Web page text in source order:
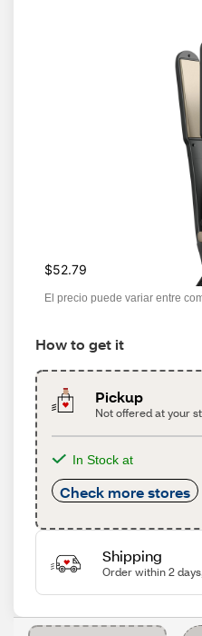
$52.79
El precio puede variar entre
How to get it
Pickup
Not offered at your
In Stock at
Check more stores
Shipping
Order within 2